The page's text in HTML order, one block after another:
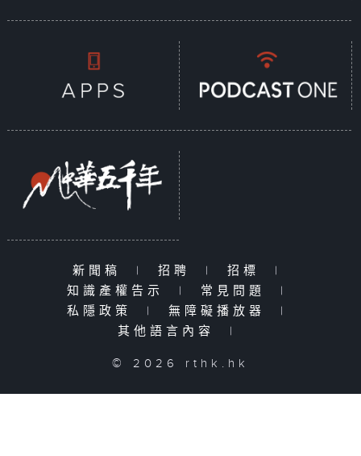
新聞稿 | 招聘 | 招標
|
知識產權告示
| 常見問題
|
私隱政策
| 無障礙播放器
|
其他語言內容
|
© 2026 rthk.hk